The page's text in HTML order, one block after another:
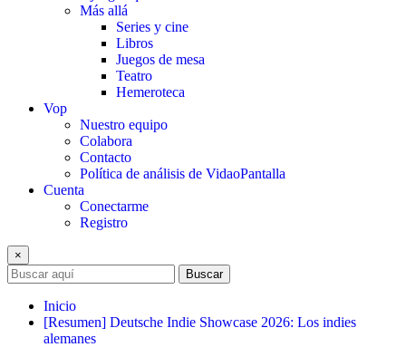
Más allá
Series y cine
Libros
Juegos de mesa
Teatro
Hemeroteca
Vop
Nuestro equipo
Colabora
Contacto
Política de análisis de VidaoPantalla
Cuenta
Conectarme
Registro
×
Buscar
Inicio
[Resumen] Deutsche Indie Showcase 2026: Los indies
alemanes